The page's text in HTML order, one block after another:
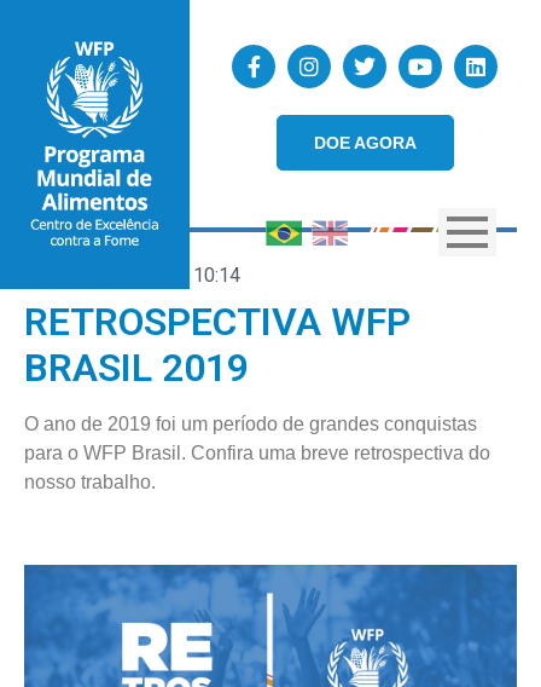
DOE AGORA
10:14
RETROSPECTIVA WFP
BRASIL 2019
O ano de 2019 foi um período de grandes conquistas
para o WFP Brasil. Confira uma breve retrospectiva do
nosso trabalho.